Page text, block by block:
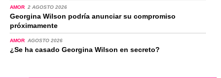
AMOR 2 AGOSTO 2026
Georgina Wilson podría anunciar su compromiso
próximamente
AMOR AGOSTO 2026
¿Se ha casado Georgina Wilson en secreto?